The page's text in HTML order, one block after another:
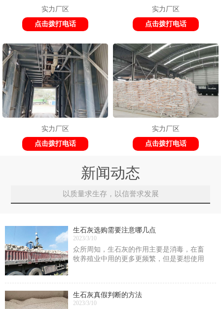
实力厂区
点击拨打电话
实力厂区
点击拨打电话
实力厂区
点击拨打电话
实力厂区
点击拨打电话
新闻动态
以质量求生存，以信誉求发展
生石灰选购需要注意哪几点
2023/3/10
众所周知，生石灰的作用主要是消毒，在畜
牧养殖业中用的更多更频繁，但是要想使用
生石灰真假判断的方法
2023/3/10